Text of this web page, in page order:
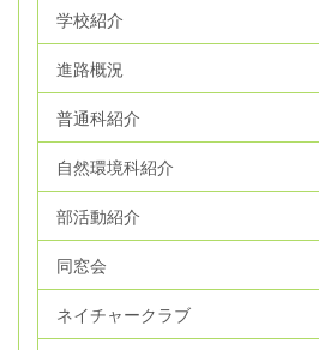
学校紹介
進路概況
普通科紹介
自然環境科紹介
部活動紹介
同窓会
ネイチャークラブ